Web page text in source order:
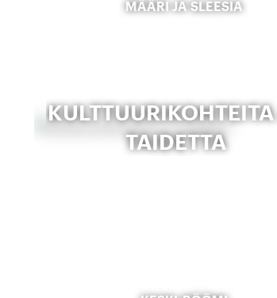
MÄÄRI JA SLEESIA
TAIDETTA